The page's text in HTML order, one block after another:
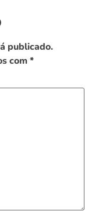
publicado.
com*